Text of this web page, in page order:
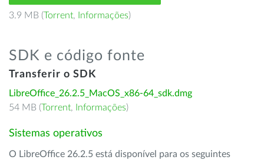
3.9 MB (Torrent, Informações)
SDK e código fonte
Transferir o SDK
LibreOffice_26.2.5_MacOS_x86-64_sdk.dmg
54 MB (Torrent, Informações)
Sistemas operativos
O LibreOffice 26.2.5 está disponível para os seguintes